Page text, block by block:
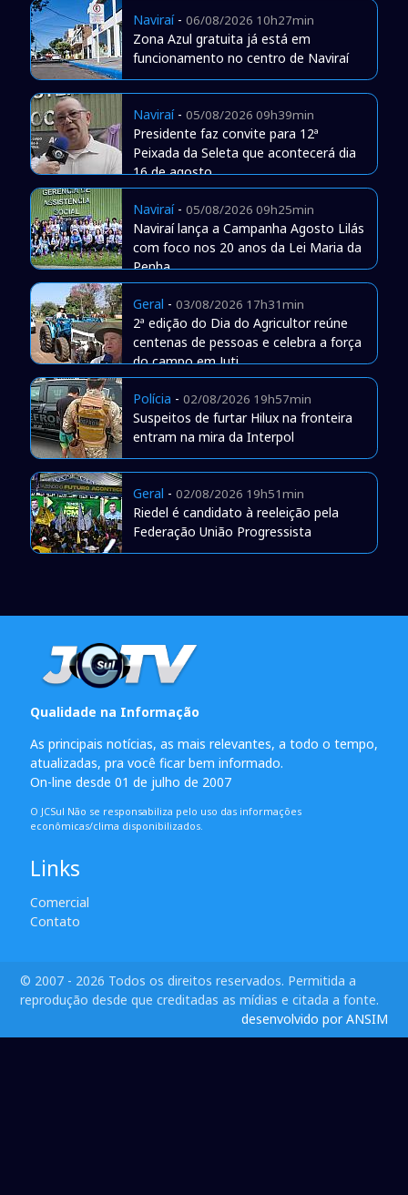
Naviraí- 06/08/2026 10h27min
Zona Azul gratuita já está em
funcionamento no centro de Naviraí
Naviraí- 05/08/2026 09h39min
Presidente faz convite para 12ª
Peixada da Seleta que acontecerá dia
16 de agosto
Naviraí- 05/08/2026 09h25min
Naviraí lança a Campanha Agosto Lilás
com foco nos 20 anos da Lei Maria da
Penha
Geral - 03/08/2026 17h31min
2ª edição do Dia do Agricultor reúne
centenas de pessoas e celebra a força
do campo em Juti
Polícia - 02/08/2026 19h57min
Suspeitos de furtar Hilux na fronteira
entram na mira da Interpol
Geral - 02/08/2026 19h51min
Riedel é candidato à reeleição pela
Federação União Progressista
Qualidade na Informação
As principais notícias, as mais relevantes, a todo o tempo,
atualizadas, pra você ficar bem informado.
On-line desde 01 de julho de 2007
O JCSul Não se responsabiliza pelo uso das informações
econômicas/clima disponibilizados.
Links
Comercial
Contato
© 2007 - 2026 Todos os direitos reservados. Permitida a
reprodução desde que creditadas as mídias e citada a fonte.
desenvolvido por ANSIM